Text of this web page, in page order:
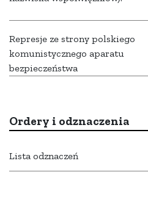
Represje ze strony polskiego
komunistycznego aparatu
bezpieczeństwa
Ordery i odznaczenia
Lista odznaczeń